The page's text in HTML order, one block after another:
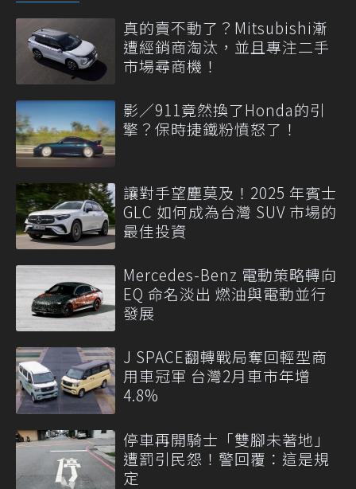
真的賣不動了？Mitsubishi漸
遭經銷商淘汰，並且專注二手
市場尋商機！
影／911竟然換了Honda的引
擎？保時捷鐵粉憤怒了！
讓對手望塵莫及！2025 年賓士
GLC 如何成為台灣 SUV 市場的
最佳投資
Mercedes-Benz 電動策略轉向
EQ 命名淡出 燃油與電動並行
發展
J SPACE翻轉戰局奪回輕型商
用車冠軍 台灣2月車市年增
4.8%
停車再開騎士「雙腳未著地」
遭罰引民怨！警回覆：這是規
定